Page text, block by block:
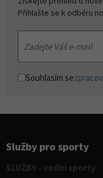
Přihlašte se k odběru
Souhlasím se
Služby pro sporty
SLUŽBY - vodní sporty